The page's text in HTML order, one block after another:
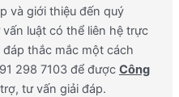
và giới thiệu đến quý
luật có thể liên hệ trực
thắc mắc một cách
298 7103 để được Công
tư vấn giải đáp.